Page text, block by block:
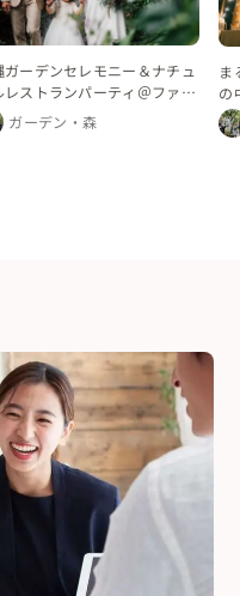
ガーデンセレモニー＆ナチュ
レストランパーティ＠ファミ
ウェディング
ガーデン・森
ま
の
ア